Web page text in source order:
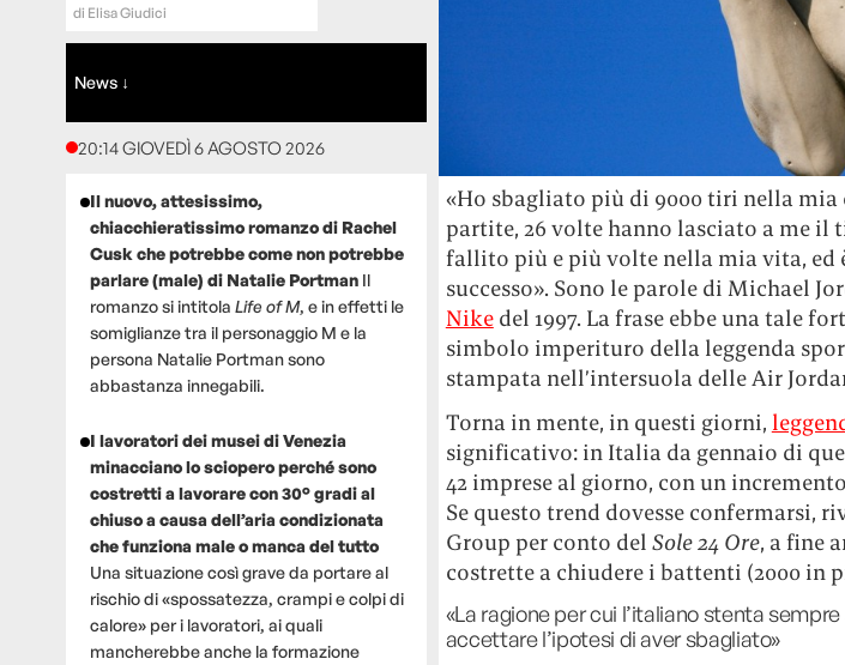
di Elisa Giudici
News ↓
20:14 GIOVEDÌ 6 AGOSTO 2026
Il nuovo, attesissimo,
chiacchieratissimo romanzo di Rachel
Cusk che potrebbe come non potrebbe
parlare (male) di Natalie Portman Il
romanzo si intitola Life of M, e in effetti le
somiglianze tra il personaggio M e la
persona Natalie Portman sono
abbastanza innegabili.
I lavoratori dei musei di Venezia
minacciano lo sciopero perché sono
costretti a lavorare con 30° gradi al
chiuso a causa dell’aria condizionata
che funziona male o manca del tutto
Una situazione così grave da portare al
rischio di «spossatezza, crampi e colpi di
calore» per i lavoratori, ai quali
mancherebbe anche la formazione
«Ho sbagliato più di 9000 tiri nella mia
partite, 26 volte hanno lasciato a me il
fallito più e più volte nella mia vita, ed
successo». Sono le parole di Michael
Nikedel 1997. La frase ebbe una tale
simbolo imperituro della leggenda
stampata nell’intersuola delle Air
Torna in mente, in questi giorni,
significativo: in Italia da gennaio di
42 imprese al giorno, con un
Se questo trend dovesse confermarsi,
Group per conto del Sole 24 Ore, a fine
costrette a chiudere i battenti (2000 in
«La ragione per cui l’italiano stenta
accettare l’ipotesi di aver sbagliato»